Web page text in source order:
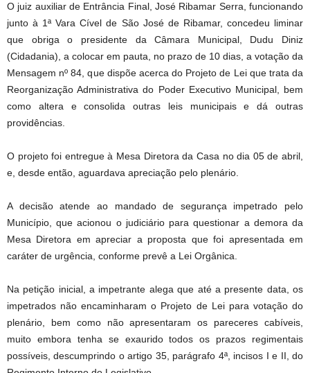
O juiz auxiliar de Entrância Final, José Ribamar Serra, funcionando
junto à 1ª Vara Cível de São José de Ribamar, concedeu liminar
que obriga o presidente da Câmara Municipal, Dudu Diniz
(Cidadania), a colocar em pauta, no prazo de 10 dias, a votação da
Mensagem nº 84, que dispõe acerca do Projeto de Lei que trata da
Reorganização Administrativa do Poder Executivo Municipal, bem
como altera e consolida outras leis municipais e dá outras
providências.
O projeto foi entregue à Mesa Diretora da Casa no dia 05 de abril,
e, desde então, aguardava apreciação pelo plenário.
A decisão atende ao mandado de segurança impetrado pelo
Município, que acionou o judiciário para questionar a demora da
Mesa Diretora em apreciar a proposta que foi apresentada em
caráter de urgência, conforme prevê a Lei Orgânica.
Na petição inicial, a impetrante alega que até a presente data, os
impetrados não encaminharam o Projeto de Lei para votação do
plenário, bem como não apresentaram os pareceres cabíveis,
muito embora tenha se exaurido todos os prazos regimentais
possíveis, descumprindo o artigo 35, parágrafo 4ª, incisos I e II, do